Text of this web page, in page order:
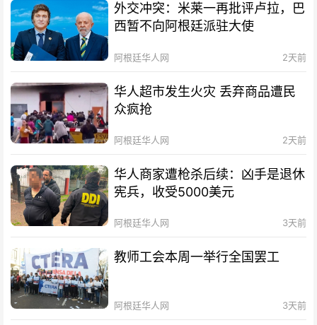
外交冲突：米莱一再批评卢拉，巴
西暂不向阿根廷派驻大使
阿根廷华人网 2天前
华人超市发生火灾 丢弃商品遭民
众疯抢
阿根廷华人网 2天前
华人商家遭枪杀后续：凶手是退休
宪兵，收受5000美元
阿根廷华人网 3天前
教师工会本周一举行全国罢工
阿根廷华人网 3天前